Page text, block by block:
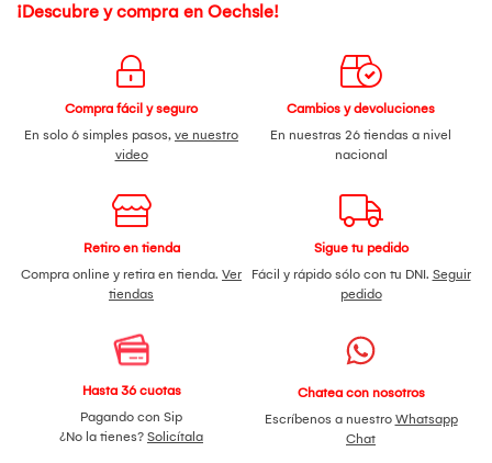
¡Descubre y compra en Oechsle!
Compra fácil y seguro
En solo 6 simples pasos, ve nuestro
video
Cambios y devoluciones
En nuestras 26 tiendas a nivel
nacional
Retiro en tienda
Compra online y retira en tienda. Ver
tiendas
Sigue tu pedido
Fácil y rápido sólo con tu DNI. Seguir
pedido
Hasta 36 cuotas
Pagando con Sip
¿No la tienes? Solicítala
Chatea con nosotros
Escríbenos a nuestro Whatsapp
Chat